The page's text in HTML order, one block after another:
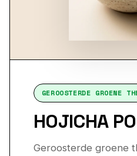
GEROOSTERDE GROENE
HOJICHA
Geroosterde groene